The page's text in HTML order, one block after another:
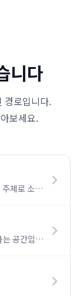
니다
경로입니다.
보세요.
제로 소통
는 공간입니